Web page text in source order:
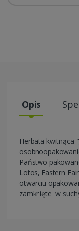
Opis
Herbata kwitnąca
Państwo
Lotos, Eastern
otwarciu
zamknięte w